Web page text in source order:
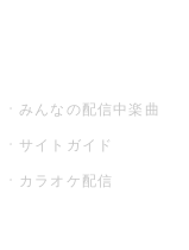
みんなの配信中楽曲
サイトガイド
カラオケ配信